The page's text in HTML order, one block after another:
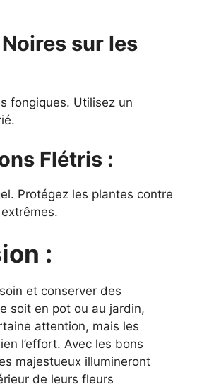
sur les
fongiques. Utilisez un
Flétris :
Protégez les plantes contre
:
et conserver des
soit en pot ou au jardin,
attention, mais les
l’effort. Avec les bons
majestueux illumineront
de leurs fleurs